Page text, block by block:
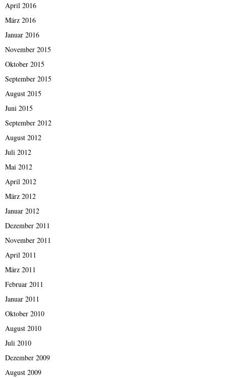
April 2016
März 2016
Januar 2016
November 2015
Oktober 2015
September 2015
August 2015
Juni 2015
September 2012
August 2012
Juli 2012
Mai 2012
April 2012
März 2012
Januar 2012
Dezember 2011
November 2011
April 2011
März 2011
Februar 2011
Januar 2011
Oktober 2010
August 2010
Juli 2010
Dezember 2009
August 2009